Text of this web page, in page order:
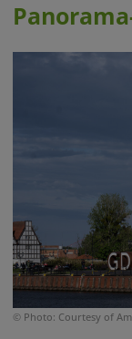
© Photo: Courtesy of